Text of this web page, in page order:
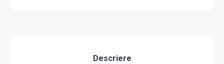
Descriere